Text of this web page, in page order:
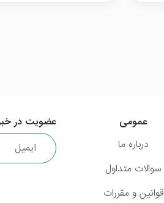
عضویت در
عمومی
درباره ما
سوالات متداول
قوانین و مقررات